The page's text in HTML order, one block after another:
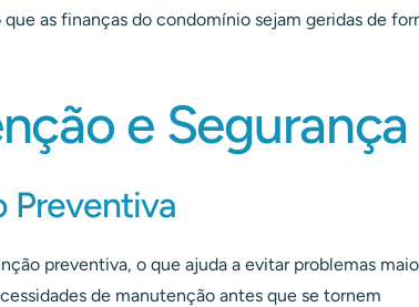
as finanças do condomínio sejam geridas de
e Segurança
Preventiva
preventiva, o que ajuda a evitar problemas
de manutenção antes que se tornem